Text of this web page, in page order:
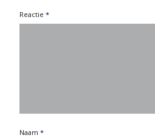
Reactie *
Naam *